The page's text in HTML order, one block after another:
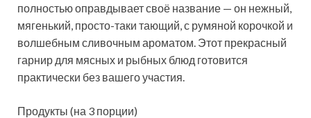
полностью оправдывает своё название — он нежный,
мягенький, просто-таки тающий, с румяной корочкой и
волшебным сливочным ароматом. Этот прекрасный
гарнир для мясных и рыбных блюд готовится
практически без вашего участия.
Продукты (на 3 порции)